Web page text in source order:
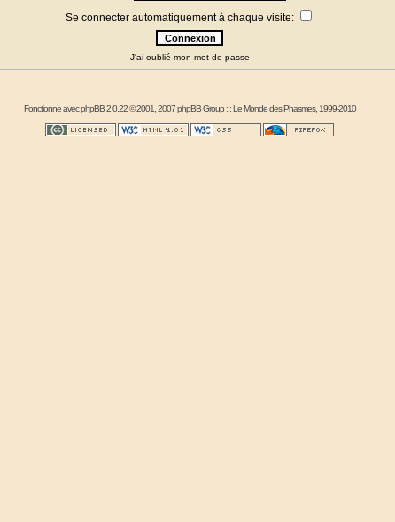
Se connecter automatiquement à chaque visite:
J'ai oublié mon mot de passe
Fonctionne avecphpBB2.0.22 © 2001, 2007 phpBB Group : :Le Monde des Phasmes, 1999-2010